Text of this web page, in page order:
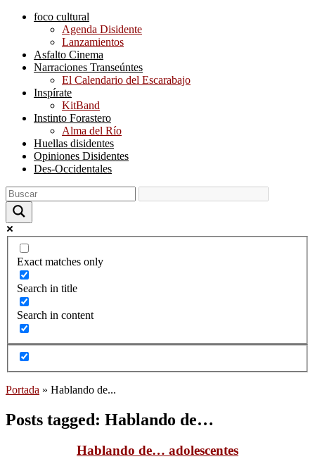
foco cultural
Agenda Disidente
Lanzamientos
Asfalto Cinema
Narraciones Transeúntes
El Calendario del Escarabajo
Inspírate
KitBand
Instinto Forastero
Alma del Río
Huellas disidentes
Opiniones Disidentes
Des-Occidentales
Exact matches only
Search in title
Search in content
Portada » Hablando de...
Posts tagged: Hablando de…
Hablando de… adolescentes